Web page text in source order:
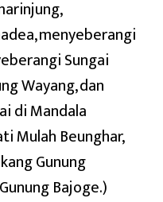
menyeberangi
Sungai
Wayang, dan
di Mandala
Mulah Beunghar,
Gunung
Bajoge.)